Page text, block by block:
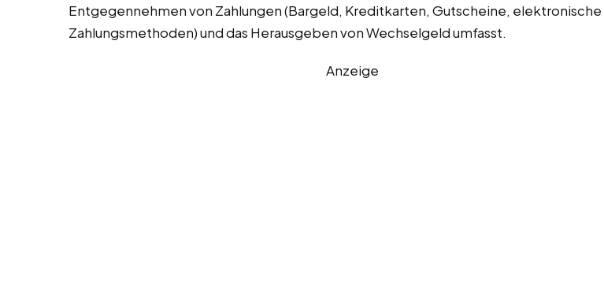
Entgegennehmen von Zahlungen (Bargeld, Kreditkarten, Gutscheine, elektronische
Zahlungsmethoden) und das Herausgeben von Wechselgeld umfasst.
Anzeige